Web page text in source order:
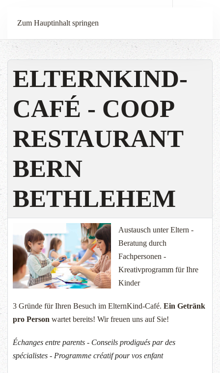
Zum Hauptinhalt springen
ELTERNKIND-
CAFÉ - COOP
RESTAURANT
BERN
BETHLEHEM
Austausch unter Eltern -
Beratung durch
Fachpersonen -
Kreativprogramm für Ihre
Kinder
3 Gründe für Ihren Besuch im ElternKind-Café. Ein Getränk
pro Person wartet bereits! Wir freuen uns auf Sie!
Échanges entre parents - Conseils prodigués par des
spécialistes - Programme créatif pour vos enfant